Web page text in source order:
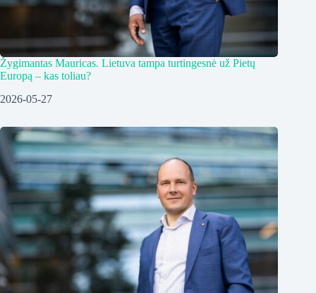
Žygimantas Mauricas. Lietuva tampa turtingesnė už Pietų
Europą – kas toliau?
2026-05-27